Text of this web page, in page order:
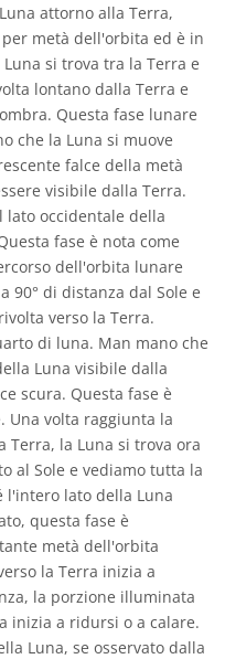
attorno alla Terra,
metà dell'orbita ed è in
si trova tra la Terra e
lontano dalla Terra e
Questa fase lunare
che la Luna si muove
falce della metà
visibile dalla Terra.
occidentale della
fase è nota come
dell'orbita lunare
90° di distanza dal Sole e
verso la Terra.
di luna. Man mano che
Luna visibile dalla
scura. Questa fase è
Una volta raggiunta la
la Luna si trova ora
al Sole e vediamo tutta la
l'intero lato della Luna
questa fase è
metà dell'orbita
la Terra inizia a
la porzione illuminata
inizia a ridursi o a calare.
Luna, se osservato dalla